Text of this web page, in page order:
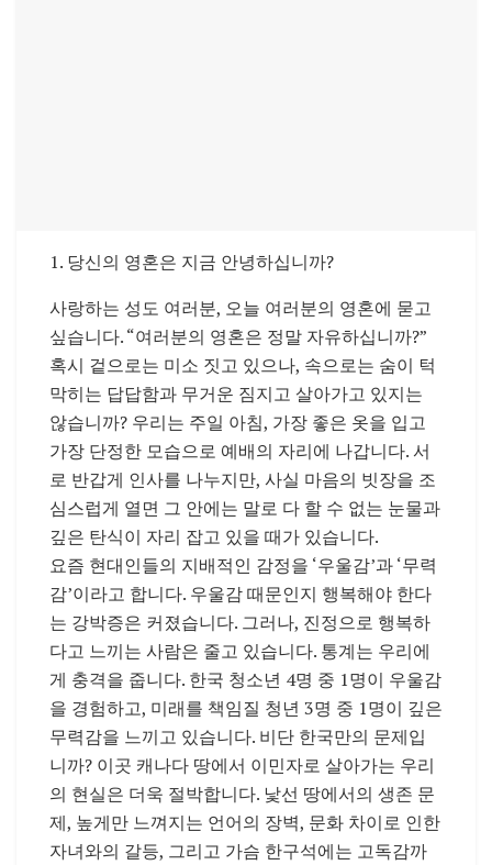
1. 당신의 영혼은 지금 안녕하십니까?
사랑하는 성도 여러분, 오늘 여러분의 영혼에 묻고
싶습니다. “여러분의 영혼은 정말 자유하십니까?”
혹시 겉으로는 미소 짓고 있으나, 속으로는 숨이 턱
막히는 답답함과 무거운 짐지고 살아가고 있지는
않습니까? 우리는 주일 아침, 가장 좋은 옷을 입고
가장 단정한 모습으로 예배의 자리에 나갑니다. 서
로 반갑게 인사를 나누지만, 사실 마음의 빗장을 조
심스럽게 열면 그 안에는 말로 다 할 수 없는 눈물과
깊은 탄식이 자리 잡고 있을 때가 있습니다.
요즘 현대인들의 지배적인 감정을 ‘우울감’과 ‘무력
감’이라고 합니다. 우울감 때문인지 행복해야 한다
는 강박증은 커졌습니다. 그러나, 진정으로 행복하
다고 느끼는 사람은 줄고 있습니다. 통계는 우리에
게 충격을 줍니다. 한국 청소년 4명 중 1명이 우울감
을 경험하고, 미래를 책임질 청년 3명 중 1명이 깊은
무력감을 느끼고 있습니다. 비단 한국만의 문제입
니까? 이곳 캐나다 땅에서 이민자로 살아가는 우리
의 현실은 더욱 절박합니다. 낯선 땅에서의 생존 문
제, 높게만 느껴지는 언어의 장벽, 문화 차이로 인한
자녀와의 갈등, 그리고 가슴 한구석에는 고독감까